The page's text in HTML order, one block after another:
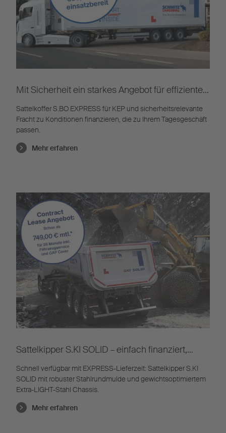
Mit Sicherheit ein starkes Angebot für effiziente
Sattelkoffer S.BO EXPRESS für KEP und sicherheitsrelevante
Fracht zu Konditionen finanzieren, die zu Ihrem Tagesgeschäft
passen.
Mehr erfahren
Sattelkipper S.KI SOLID – einfach finanziert,
Schnell verfügbar mit EXPRESS-Lieferzeit: Sattelkipper S.KI
SOLID mit robuster Stahlrundmulde und gewichtsoptimiertem
Extra-LIGHT-Stahl Chassis.
Mehr erfahren